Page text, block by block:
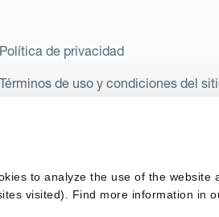
to analyze the use of the
visited). Find more information in
Política de privacidad
Términos de uso y condiciones del
en Inglaterra y Gales como
Union SL es una sociedad
con número de registro 6890 y